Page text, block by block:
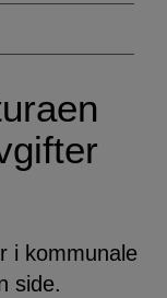
i kommunale
side.